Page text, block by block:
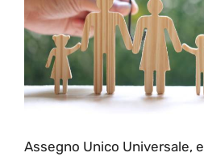
Assegno Unico Universale,